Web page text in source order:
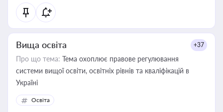
Вища освіта +37
Про що тема: Тема охоплює правове регулювання
системи вищої освіти, освітніх рівнів та кваліфікацій в
Україні
Освіта